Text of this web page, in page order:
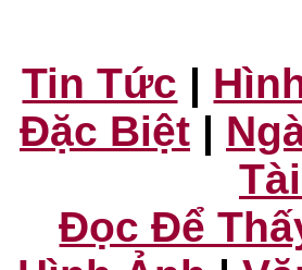
Tin Tức |
Đặc Biệt |
Đọc Để